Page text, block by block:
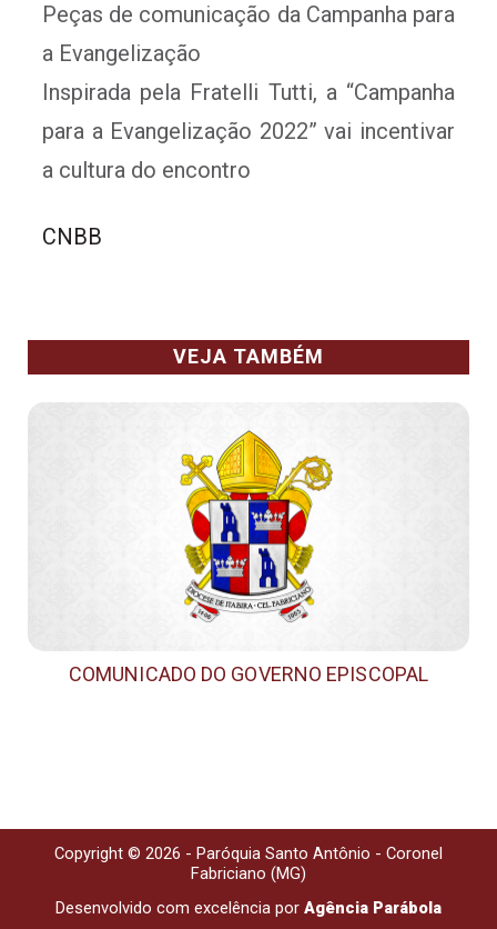
Peças de comunicação da Campanha para
a Evangelização
Inspirada pela Fratelli Tutti, a “Campanha
para a Evangelização 2022” vai incentivar
a cultura do encontro
CNBB
VEJA TAMBÉM
COMUNICADO DO GOVERNO EPISCOPAL
Copyright © 2026 - Paróquia Santo Antônio - Coronel
Fabriciano (MG)
Desenvolvido com excelência por Agência Parábola